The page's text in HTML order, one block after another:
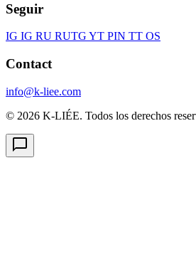
Seguir
IG IG RU RUTG YT PIN TT OS
Contact
info@k-liee.com
© 2026 K-LIÉE. Todos los derechos